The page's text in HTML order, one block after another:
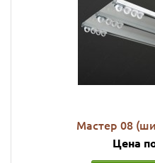
Мастер 08
Цена